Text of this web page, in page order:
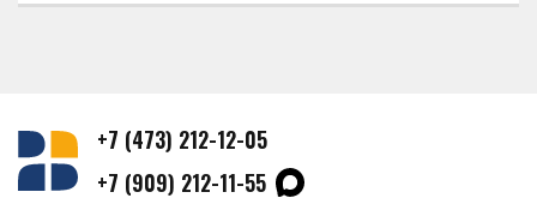
+7 (473) 212-12-05
+7 (909) 212-11-55